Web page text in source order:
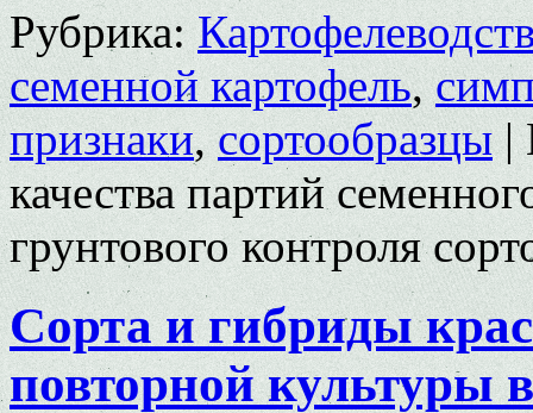
Рубрика:
семенной картофель,
признаки,сортообразцы |
качества партий
грунтового контроля
Сорта и гибриды
повторной культуры